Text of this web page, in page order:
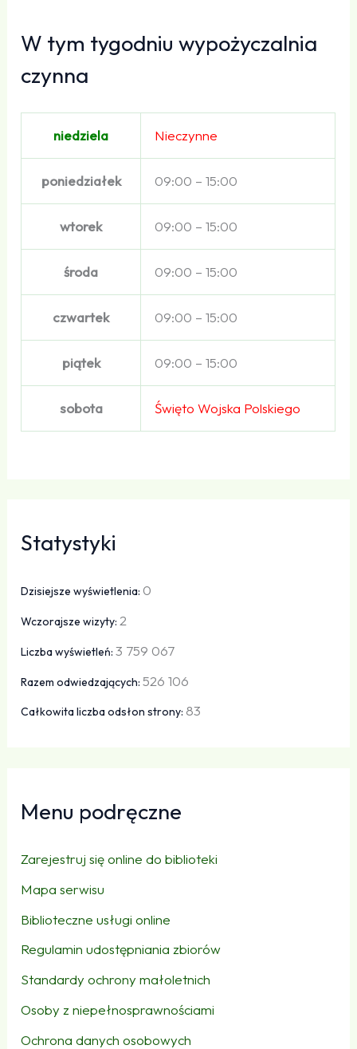
W tym tygodniu wypożyczalnia
czynna
niedziela Nieczynne
poniedziałek 09:00 – 15:00
wtorek 09:00 – 15:00
środa 09:00 – 15:00
czwartek 09:00 – 15:00
piątek 09:00 – 15:00
sobota Święto Wojska Polskiego
Statystyki
Dzisiejsze wyświetlenia: 0
Wczorajsze wizyty:2
Liczba wyświetleń:3 759 067
Razem odwiedzających:526 106
Całkowita liczba odsłon strony: 83
Menu podręczne
Zarejestruj się online do biblioteki
Mapa serwisu
Biblioteczne usługi online
Regulamin udostępniania zbiorów
Standardy ochrony małoletnich
Osoby z niepełnosprawnościami
Ochrona danych osobowych